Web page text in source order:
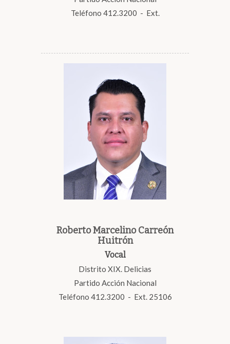
Teléfono 412.3200 - Ext.
Roberto Marcelino Carreón
Huitrón
Vocal
Distrito XIX. Delicias
Partido Acción Nacional
Teléfono 412.3200 - Ext. 25106